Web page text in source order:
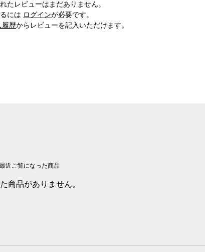
たレビューはまだありません。
には ログインが必要です。
履歴からレビューを記入いただけます。
最近ご覧になった商品
商品がありません。